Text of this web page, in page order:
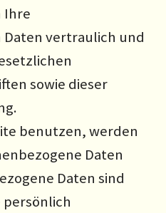
Ihre
vertraulich und
sowie dieser
benutzen, werden
Daten
Daten sind
persönlich